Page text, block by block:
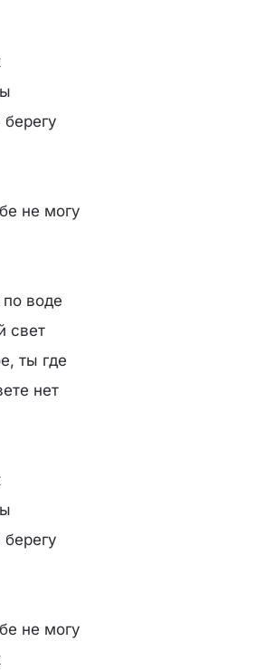
не могу
по воде
свет
ты где
нет
не могу